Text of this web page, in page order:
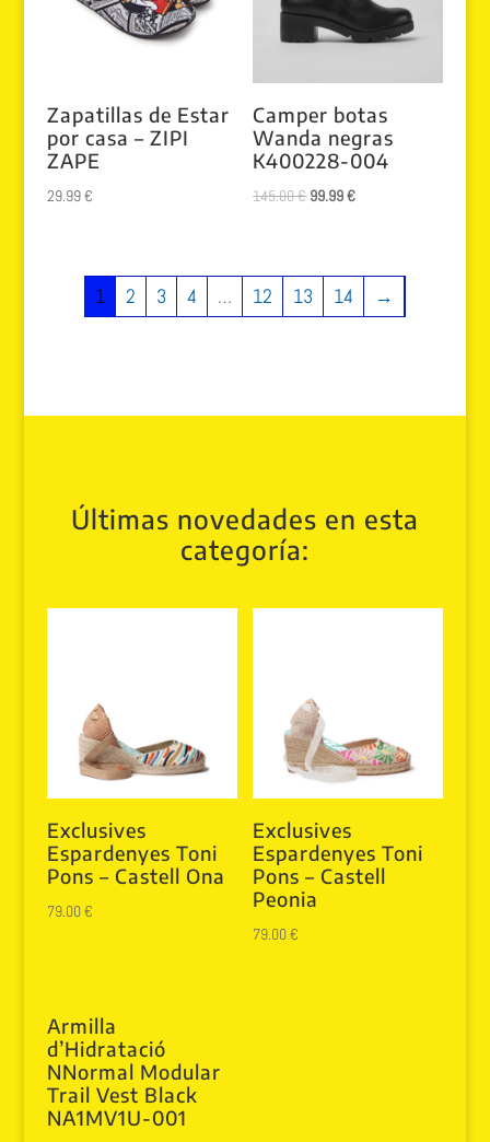
Zapatillas de Estar
por casa – ZIPI
ZAPE
29.99€
Camper botas
Wanda negras
K400228-004
145.00€ El
era:
145.00 €.
99.99€El
es:
99.99 €.
1 2 3 4 … 12 13 14 →
Últimas novedades en esta
categoría:
Exclusives
Espardenyes Toni
Pons – Castell Ona
79.00€
Exclusives
Espardenyes Toni
Pons – Castell
Peonia
79.00€
Armilla
d’Hidratació
NNormal Modular
Trail Vest Black
NA1MV1U-001